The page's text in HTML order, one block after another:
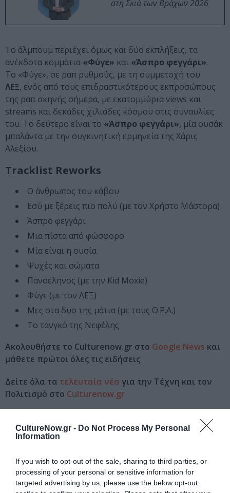
CultureNow.gr - Do Not Process My Personal
Information
If you wish to opt-out of the sale, sharing to third parties, or
processing of your personal or sensitive information for
targeted advertising by us, please use the below opt-out
στη Σκιά των Βράχων 2026
Το άλμπουμ περιέχει όμως και δύο εκπλήξεις, τα
ανέκδοτα κομμάτια «Φύγε» και «Άσπρο φεγγάρι».
Το «Φύγε», σε ραπ ρυθμούς, με τη συμμετοχή του
ΛΕΞ, ενός από τους επιδραστικότερους εκπροσώπους
της ραπ σκηνής σήμερα, με εκατομμύρια views και
streams και δεκάδες χιλιάδες κόσμου στις συναυλίες
του. Το δεύτερο είναι το «Άσπρο φεγγάρι», μία ουσάκ
μπαλάντα με την συγκινητική ερμηνεία της Χάρις
Αλεξίου.
Tracklist Reworks
Ο άνθρωπος του κάβου
Εσύ με ξέρεις πιο πολύ (με τον Χρήστο Μάστορα)
Άσπρο φεγγάρι
Μια πίστα από φώσφορο
Μία είναι η ουσία
Ψυχές και σώματα
Πανσέληνος (με την Kid Moxie)
Φύγε (με τον ΛΕΞ)
Μες στα δυο της μάτια (με τους O.P.A.)
Το τανγκό της Νεφέλης
Ακολουθήστε το Culturenow.gr στο Google News και
μάθετε πρώτοι όλες τις ειδήσεις
Δείτε όλα τα τελευταία νέα για την Τέχνη και τον
Πολιτισμό στο Culturenow.gr
POP - ROCK - ALTERNATIVE
SOUL - HIP HOP - RNB
ΕΝΤΕΧΝΟ - ΛΑΪΚΟ - ΠΑΡΑΔΟΣΙΑΚΗ